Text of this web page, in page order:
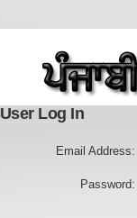
User Log In
Email Address:
Password: